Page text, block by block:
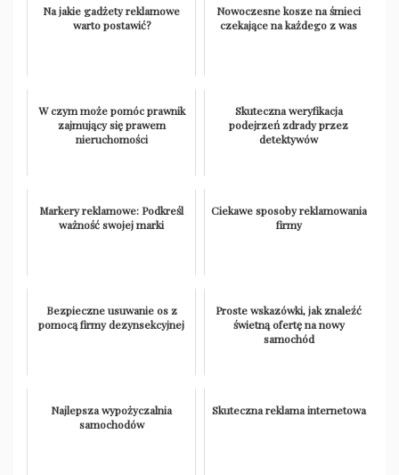
Na jakie gadżety reklamowe
warto postawić?
Nowoczesne kosze na śmieci
czekające na każdego z was
W czym może pomóc prawnik
zajmujący się prawem
nieruchomości
Skuteczna weryfikacja
podejrzeń zdrady przez
detektywów
Markery reklamowe: Podkreśl
ważność swojej marki
Ciekawe sposoby reklamowania
firmy
Bezpieczne usuwanie os z
pomocą firmy dezynsekcyjnej
Proste wskazówki, jak znaleźć
świetną ofertę na nowy
samochód
Najlepsza wypożyczalnia
samochodów
Skuteczna reklama internetowa